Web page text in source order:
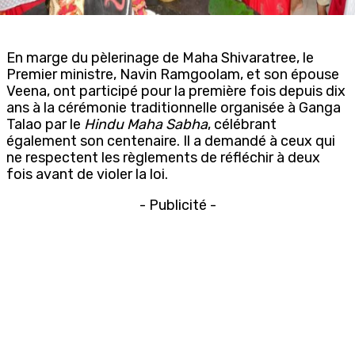
En marge du pèlerinage de Maha Shivaratree, le
Premier ministre, Navin Ramgoolam, et son épouse
Veena, ont participé pour la première fois depuis dix
ans à la cérémonie traditionnelle organisée à Ganga
Talao par le Hindu Maha Sabha, célébrant
également son centenaire. Il a demandé à ceux qui
ne respectent les règlements de réfléchir à deux
fois avant de violer la loi.
- Publicité -